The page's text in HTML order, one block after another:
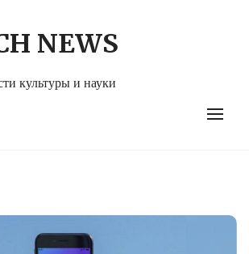
NEWS
культуры и науки